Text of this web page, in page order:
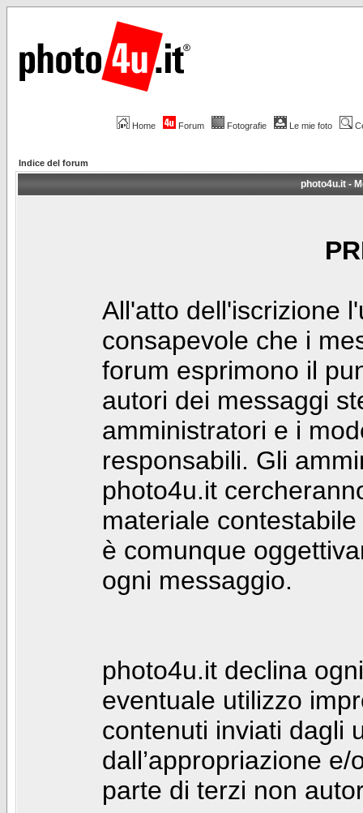
Home Forum Fotografie Le mie foto
Indice del forum
photo4u.it -
All'atto dell'iscrizione
consapevole che i
forum esprimono il
autori dei messaggi
amministratori e i
responsabili. Gli
photo4u.it
materiale
è comunque
ogni messaggio.
photo4u.it declina
eventuale utilizzo
contenuti inviati dagli
dall’appropriazione
parte di terzi non